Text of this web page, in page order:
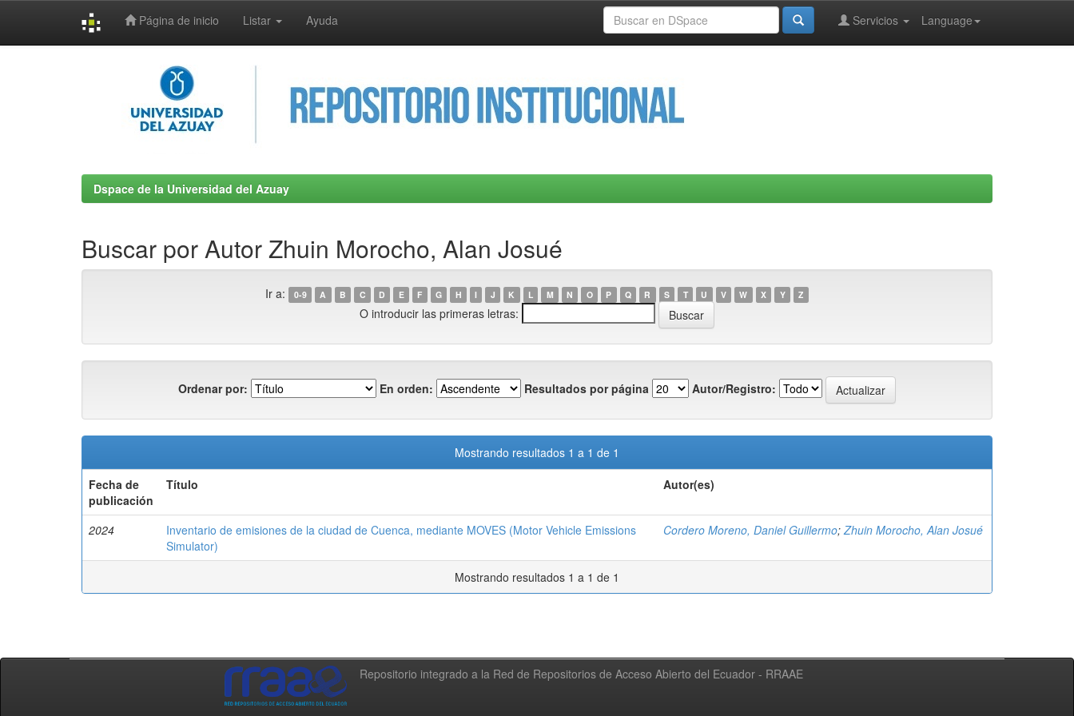
Página de inicio Listar Ayuda Language
Servicios
Dspace de la Universidad del Azuay
Buscar por Autor Zhuin Morocho, Alan Josué
Ir a: 0-9 A B C D E F G H I J K L M N O P Q R S T U V W X Y Z
O introducir las primeras letras:
Ordenar por: En orden: Resultados por página Autor/Registro:
Mostrando resultados 1 a 1 de 1
Fecha de
publicación
Título Autor(es)
2024
Inventario de emisiones de la ciudad de Cuenca, mediante MOVES (Motor Vehicle Emissions
Simulator)
Cordero Moreno, Daniel Guillermo;Zhuin Morocho, Alan Josué
Mostrando resultados 1 a 1 de 1
Repositorio integrado a la Red de Repositorios de Acceso Abierto del Ecuador - RRAAE